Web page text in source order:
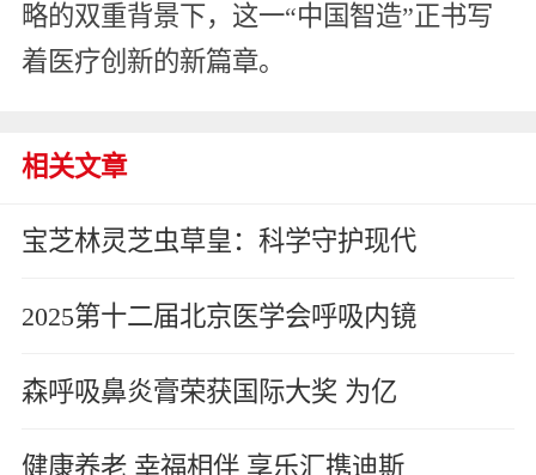
略的双重背景下，这一“中国智造”正书写
着医疗创新的新篇章。
相关文章
宝芝林灵芝虫草皇：科学守护现代
2025第十二届北京医学会呼吸内镜
森呼吸鼻炎膏荣获国际大奖 为亿
健康养老 幸福相伴 享乐汇携迪斯